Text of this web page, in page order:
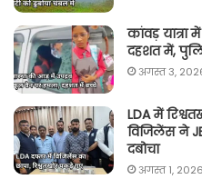
कांवड़ यात्रा
दहशत में,
अगस्त 3,
LDA में
विजिलेंस ने
दबोचा
अगस्त 1, 2026